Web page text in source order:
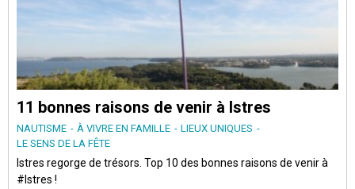
11 bonnes raisons de venir à Istres
NAUTISME À VIVRE EN FAMILLE
LIEUX UNIQUES
LE SENS DE LA FÊTE
Istres regorge de trésors. Top 10 des bonnes raisons de venir à
#Istres !